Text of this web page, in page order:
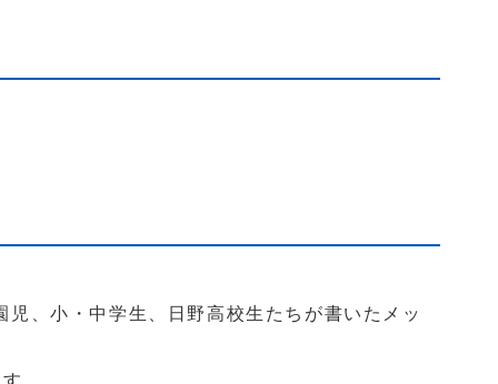
、小・中学生、日野高校生たちが書いたメッ